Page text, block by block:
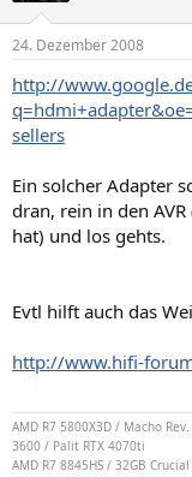
24. Dezember 2008
http://
sellers
Ein solcher Adapter
dran, rein in den
hat) und los gehts.
Evtl hilft auch das
http://www.hifi-
AMD R7 5800X3D / Macho
3600 / Palit RTX 4070ti
AMD R7 8845HS / 32GB